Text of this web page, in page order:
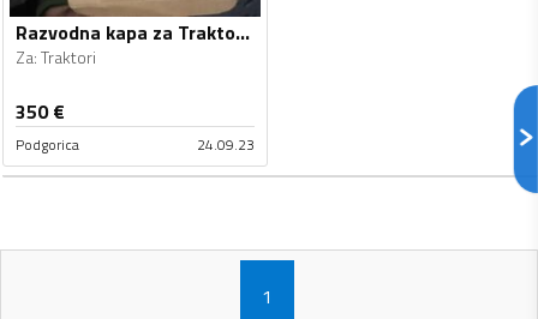
Razvodna kapa za Traktori - Univerzalno
Za:Traktori
350€
Podgorica 24.09.23
1